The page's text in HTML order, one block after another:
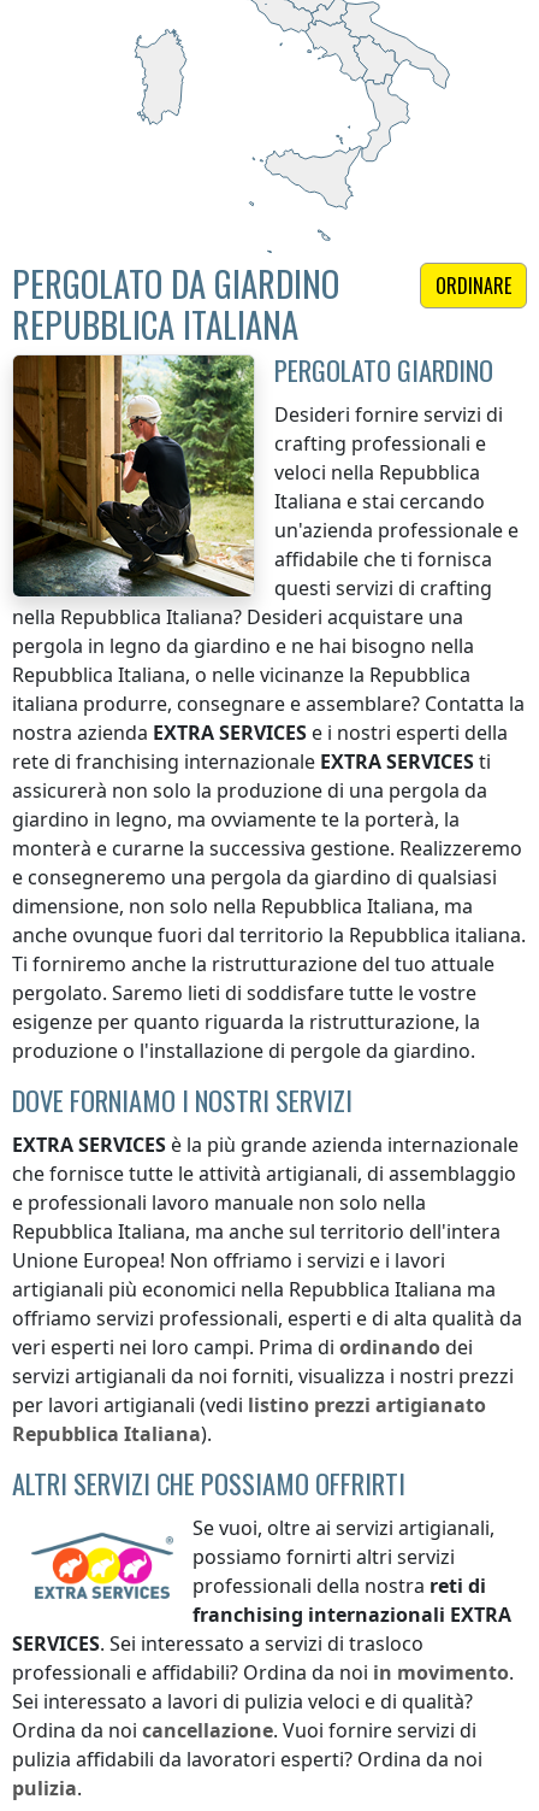
ORDINARE
PERGOLATO DA GIARDINO
REPUBBLICA ITALIANA
PERGOLATO GIARDINO
Desideri fornire servizi di
crafting professionali e
veloci nella Repubblica
Italiana e stai cercando
un'azienda professionale e
affidabile che ti fornisca
questi servizi di crafting
nella Repubblica Italiana? Desideri acquistare una
pergola in legno da giardino e ne hai bisogno nella
Repubblica Italiana, o nelle vicinanze la Repubblica
italiana produrre, consegnare e assemblare? Contatta la
nostra azienda EXTRA SERVICES e i nostri esperti della
rete di franchising internazionale EXTRA SERVICESti
assicurerà non solo la produzione di una pergola da
giardino in legno, ma ovviamente te la porterà, la
monterà e curarne la successiva gestione. Realizzeremo
e consegneremo una pergola da giardino di qualsiasi
dimensione, non solo nella Repubblica Italiana, ma
anche ovunquefuori dal territorio la Repubblica italiana.
Ti forniremo anche la ristrutturazione del tuo attuale
pergolato. Saremo lieti di soddisfare tutte le vostre
esigenze per quanto riguarda la ristrutturazione, la
produzione o l'installazione di pergole da giardino.
DOVE FORNIAMO I NOSTRI SERVIZI
EXTRA SERVICES è la più grande azienda internazionale
che fornisce tutte le attività artigianali, di assemblaggio
e professionali lavoro manuale non solo nella
Repubblica Italiana, ma anche sul territorio dell'intera
Unione Europea! Non offriamo i servizi e i lavori
artigianali più economici nella Repubblica Italiana ma
offriamo servizi professionali, esperti e di alta qualità da
veri esperti nei loro campi. Prima di ordinandodei
servizi artigianali da noi forniti, visualizza i nostri prezzi
per lavori artigianali (vedi listino prezzi artigianato
Repubblica Italiana).
ALTRI SERVIZI CHE POSSIAMO OFFRIRTI
Se vuoi, oltre ai servizi artigianali,
possiamo fornirti altri servizi
professionali della nostra reti di
franchising internazionali EXTRA
SERVICES. Sei interessato a servizi di trasloco
professionali e affidabili? Ordina da noi in movimento.
Sei interessato a lavori di pulizia veloci e di qualità?
Ordina da noi cancellazione. Vuoi fornire servizi di
pulizia affidabili da lavoratori esperti? Ordina da noi
pulizia.